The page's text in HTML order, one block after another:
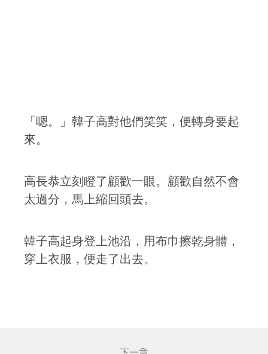
「嗯。」韓子高對他們笑笑，便轉身要起
來。
高長恭立刻瞪了顧歡一眼。顧歡自然不會
太過分，馬上縮回頭去。
韓子高起身登上池沿，用布巾擦乾身體，
穿上衣服，便走了出去。